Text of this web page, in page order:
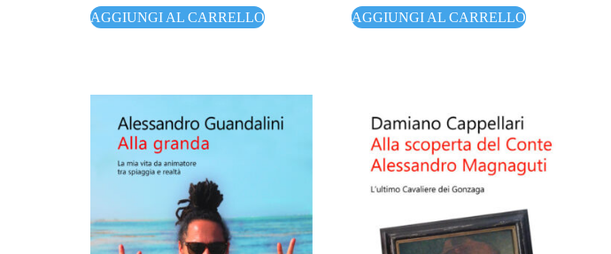
AGGIUNGI AL CARRELLO AGGIUNGI AL CARRELLO